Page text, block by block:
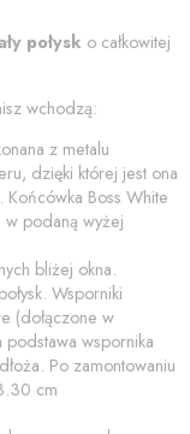
połysk o całkowitej
wchodzą:
z metalu
dzięki której jest ona
Końcówka Boss White
w podaną wyżej
bliżej okna.
. Wsporniki
(dołączone w
podstawa wspornika
Po zamontowaniu
cm